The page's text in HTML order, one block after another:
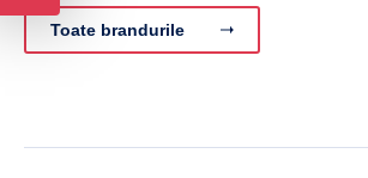
Toate brandurile